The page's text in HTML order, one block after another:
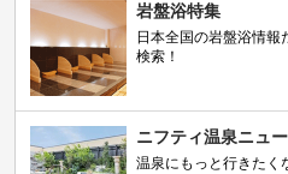
岩盤浴特集
日本全国の岩盤浴情報
検索！
ニフティ温泉ニュ
温泉にもっと行きたく